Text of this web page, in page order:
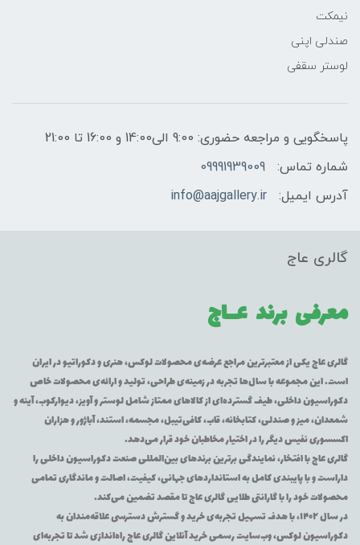
نیمکت
صندلی اپنی
لوستر سقفی
پاسخگویی و مراجعه حضوری: 9:00 الی14:00 و 16:00 تا 21:00
شماره تماس:
09991939009
آدرس ایمیل:
info@aajgallery.ir
گالری عاج
معرفی برند عــاج
گالری عاج یکی از معتبرترین مراجع عرضه‌ی محصولات لوکس، هنری و دکوراتیو در ایران
است. این مجموعه با سال‌ها تجربه در زمینه‌ی طراحی، تولید و ارائه‌ی محصولات خاص
دکوراسیون داخلی، طیف گسترده‌ای از کالاهای ممتاز شامل لوستر و آویز، دیوارکوب، آینه و
شمعدان، میز و صندلی، کتابخانه، قاب، کافی‌تیبل، مجسمه، استند، آباژور و هزاران
اکسسوری نفیس دیگر را در اختیار مخاطبان خود قرار می‌دهد.
گالری عاج با افتخار، نمایندگی برترین برندهای بین‌المللی صنعت دکوراسیون داخلی را
داراست و با پایبندی کامل به استانداردهای جهانی، کیفیت، اصالت و ماندگاری تمامی
محصولات خود را با گارانتی طلایی گالری عاج تا مقصد تضمین می‌کند.
در سال ۱۴۰۲، با هدف تسهیل تجربه‌ی خرید و گسترش دسترسی علاقه‌مندان به
دکوراسیون لوکس، وب‌سایت رسمی خرید آنلاین گالری عاج راه‌اندازی شد تا تجربه‌ای